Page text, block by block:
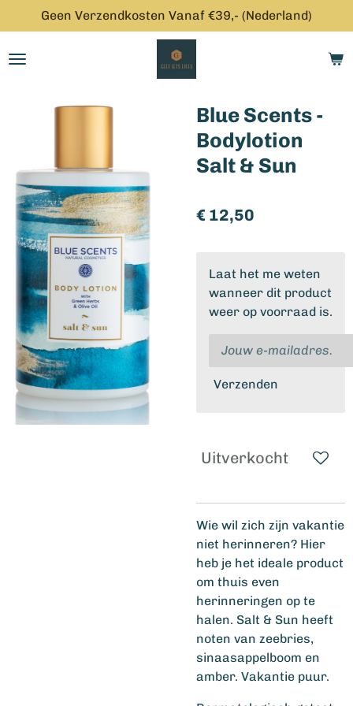
direct
naar
Geen Verzendkosten Vanaf €39,- (Nederland)
Blue Scents -
Bodylotion
Salt & Sun
€ 12,50
Laat het me weten
wanneer dit product
weer op voorraad is.
Verzenden
Uitverkocht
Wie wil zich zijn vakantie
niet herinneren? Hier
heb je het ideale product
om thuis even
herinneringen op te
halen. Salt & Sun heeft
noten van zeebries,
sinaasappelboom en
amber. Vakantie puur.